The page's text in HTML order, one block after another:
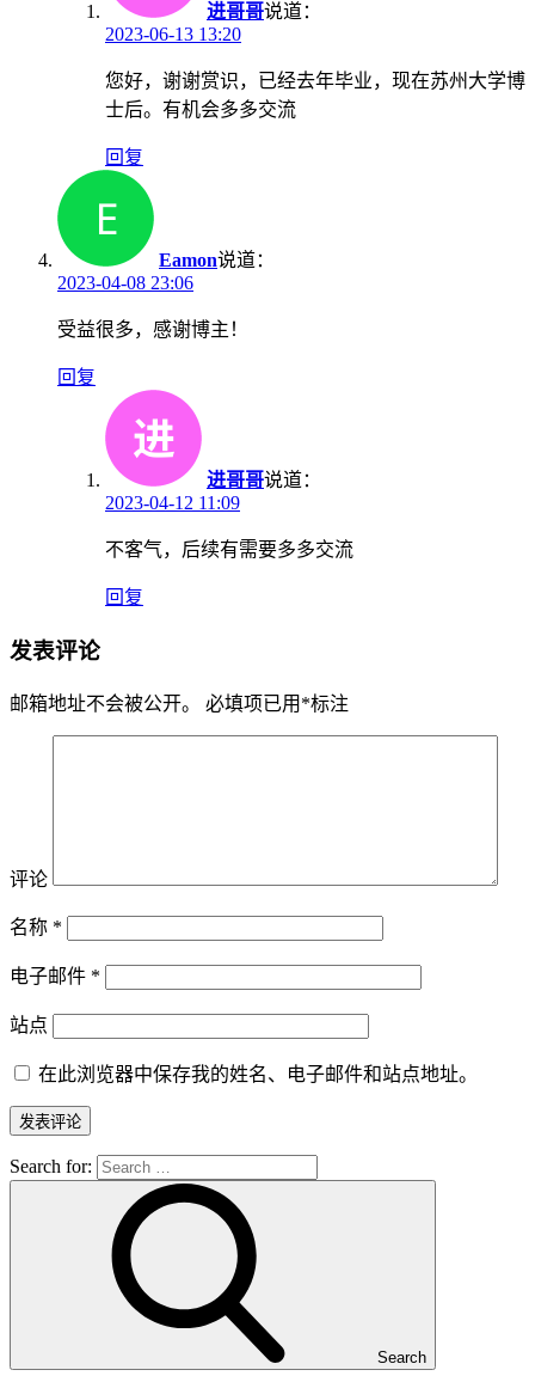
进哥哥说道：
2023-06-13 13:20
您好，谢谢赏识，已经去年毕业，现在苏州大学博
士后。有机会多多交流
回复
Eamon说道：
2023-04-08 23:06
受益很多，感谢博主！
回复
进哥哥说道：
2023-04-12 11:09
不客气，后续有需要多多交流
回复
发表评论
邮箱地址不会被公开。 必填项已用 *标注
评论
名称 *
电子邮件 *
站点
在此浏览器中保存我的姓名、电子邮件和站点地址。
Search for:
Search